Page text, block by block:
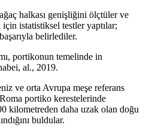
halkası genişliğini ölçtüler ve
istatistiksel testler yaptılar;
belirlediler.
portikonun temelinde in
al., 2019.
ve orta Avrupa meşe referans
portiko kerestelerinde
kilometreden daha uzak olan doğu
buldular.